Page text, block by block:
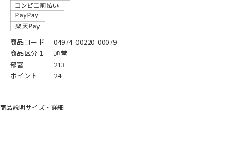
商品コード
04974-00220-00079
商品区分１
通常
部署
213
ポイント
24
商品説明サイズ・詳細